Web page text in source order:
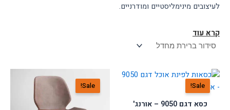
סלון
ארונות אמבטיה
מידע ושירות
לעיצובים מינימליסטיים ומודרניים.
קרא עוד
Sale!
כסא דגם 9050 – אורנג'
המחיר
₪475.
המחיר
₪440.
Sale!
המקורי
הנוכחי
₪440.